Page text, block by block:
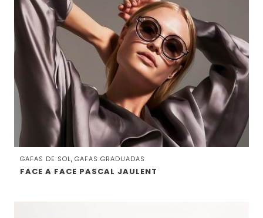
GAFAS DE SOL, GAFAS GRADUADAS
FACE A FACE PASCAL JAULENT